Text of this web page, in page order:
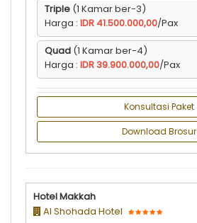
Triple (1 Kamar ber-3)
Harga : IDR 41.500.000,00/Pax
Quad (1 Kamar ber-4)
Harga : IDR 39.900.000,00/Pax
Konsultasi Paket
Download Brosur
Hotel Makkah
Al Shohada Hotel